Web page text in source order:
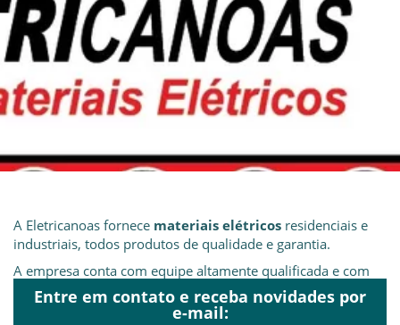
A Eletricanoas fornece materiais elétricos residenciais e
industriais, todos produtos de qualidade e garantia.
A empresa conta com equipe altamente qualificada e com
vasto conhecimento técnico dos produtos comercializados.
Dentre os itens que disponibiliza
Entre em contato e receba novidades por
e-mail: